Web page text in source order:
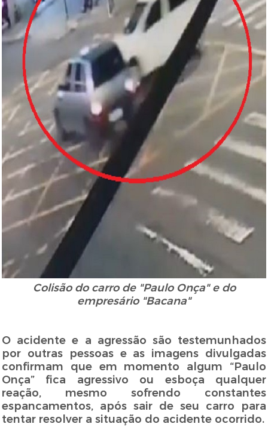
Colisão do carro de "Paulo Onça" e do
empresário "Bacana"
O acidente e a agressão são testemunhados
por outras pessoas e as imagens divulgadas
confirmam que em momento algum “Paulo
Onça” fica agressivo ou esboça qualquer
reação, mesmo sofrendo constantes
espancamentos, após sair de seu carro para
tentar resolver a situação do acidente ocorrido.